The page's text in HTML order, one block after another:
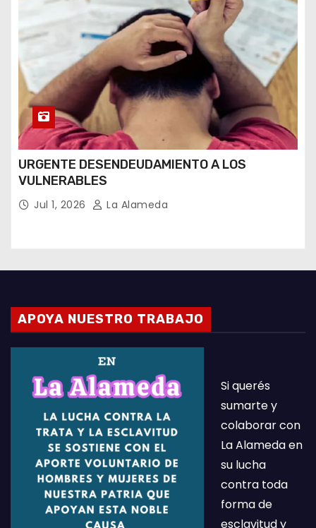
URGENTE DESENDEUDAMIENTO A LOS
VULNERABLES
Jul 1, 2026 La Alameda
APOYA NUESTRO TRABAJO
Si querés
sumarte y
colaborar con
La Alameda en
su lucha
contra toda
forma de
esclavitud y